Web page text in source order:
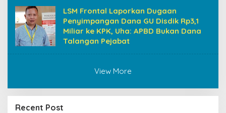
LSM Frontal Laporkan Dugaan
Penyimpangan Dana GU Disdik Rp3,1
Miliar ke KPK, Uha: APBD Bukan Dana
Talangan Pejabat
View More
Recent Post